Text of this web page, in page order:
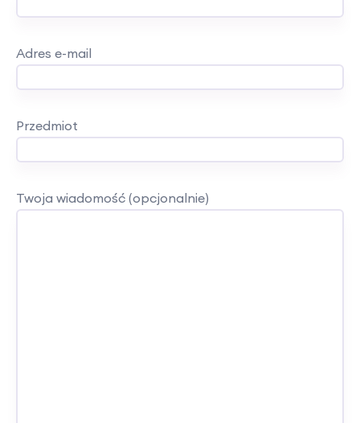
Adres e-mail
Przedmiot
Twoja wiadomość (opcjonalnie)